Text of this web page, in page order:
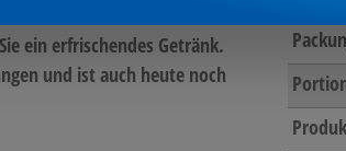
der Beutel wird einfach in
ein erfrischendes Getränk.
und ist auch heute noch